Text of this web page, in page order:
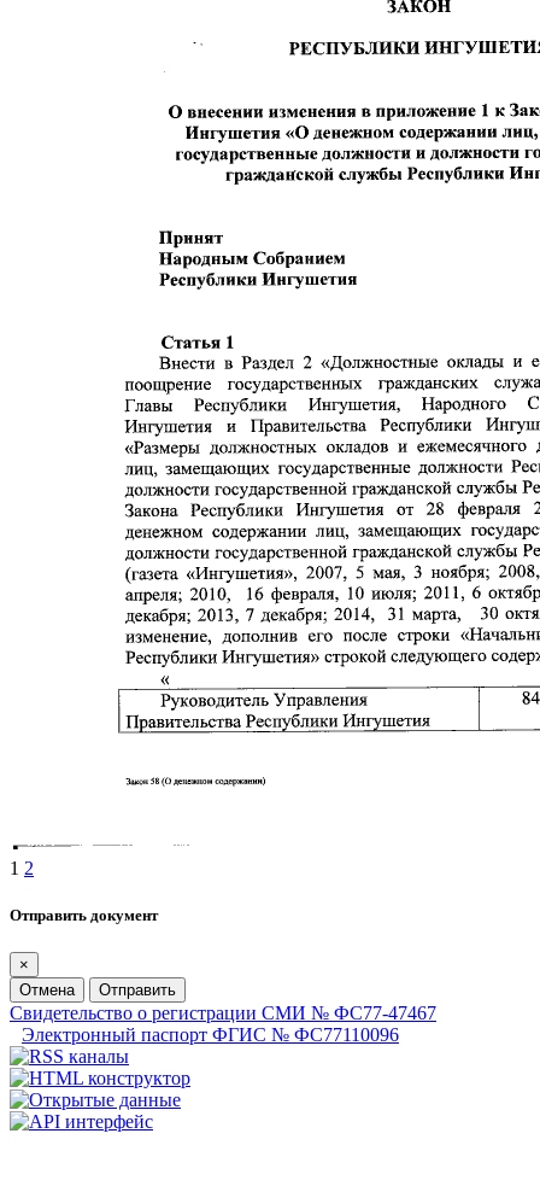
1 2
Отправить документ
×
Отмена
Отправить
Свидетельство о регистрации СМИ № ФС77-47467
Электронный паспорт ФГИС № ФС77110096